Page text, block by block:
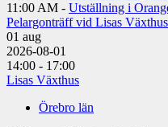
11:00 AM - Utställning i
Pelargonträff vid Lisas
01 aug
2026-08-01
14:00 - 17:00
Lisas Växthus
Örebro län